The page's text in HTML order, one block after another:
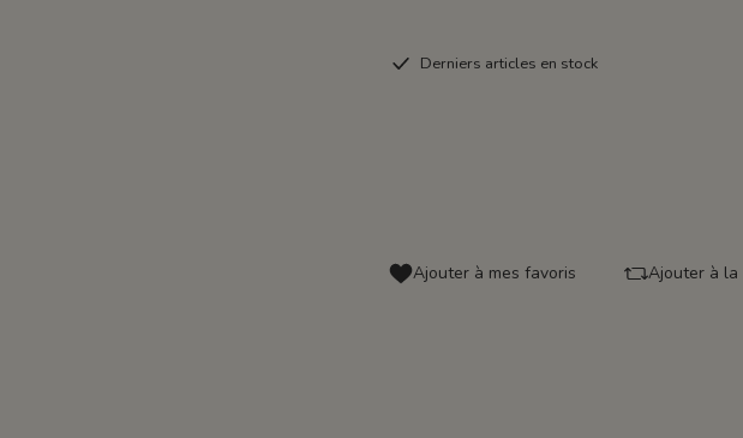
Derniers articles en stock
Ajouter à mes favoris Ajouter à la